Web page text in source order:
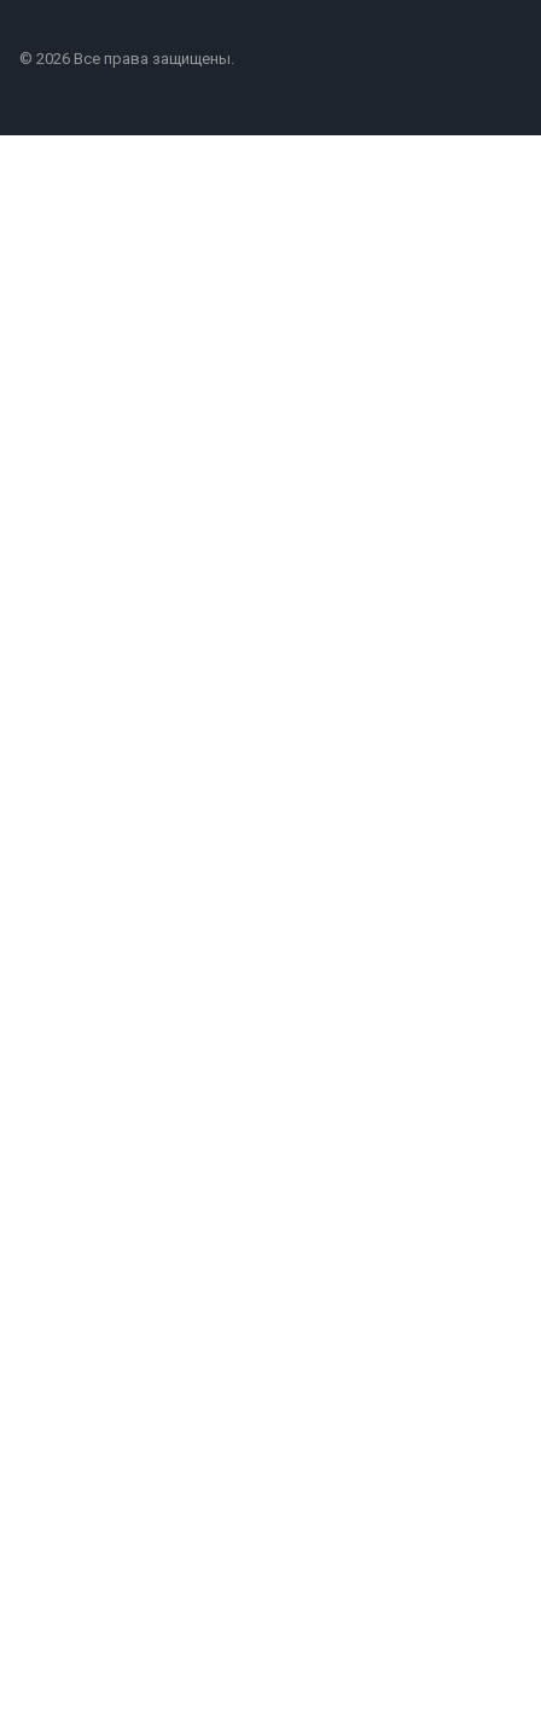
© 2026 Все права защищены.